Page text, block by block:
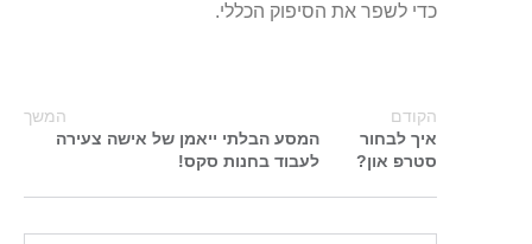
כדי לשפר את הסיפוק הכללי.
הקודם
איך לבחור
סטרפ און?
המשך
המסע הבלתי ייאמן של אישה צעירה
לעבוד בחנות סקס!